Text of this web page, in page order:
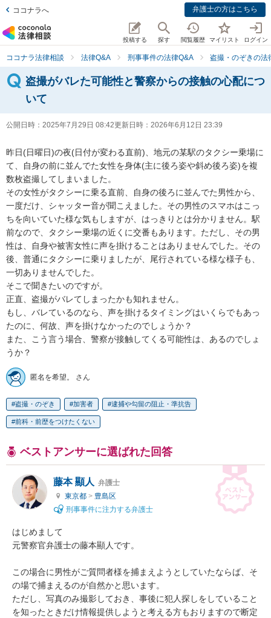
ココナラへ 弁護士の方はこちら
投稿する 探す 閲覧履歴 マイリスト ログイン
ココナラ法律相談 法律Q&A 刑事事件の法律Q&A 盗撮・のぞきの法
盗撮がバレた可能性と警察からの接触の心配につ
いて
公開日時： 2025年7月29日 08:42更新日時： 2026年6月12日 23:39
昨日(日曜日)の夜(日付が変わる直前)、地元の某駅のタクシー乗場に
て、自身の前に並んでた女性を身体(主に後ろ姿や斜め後ろ姿)を複
数枚盗撮してしまいました。
その女性がタクシーに乗る直前、自身の後ろに並んでた男性から、
一度だけ、シャッター音が聞こえました。その男性のスマホはこっ
ちを向いていた様な気もしますが、はっきりとは分かりません。駅
前なので、タクシー乗場の近くに交番もあります。ただし、その男
性は、自身や被害女性に声を掛けることはありませんでした。その
後、普通にタクシーに乗りましたが、尾行されている様な様子も、
一切ありませんでした。
そこで聞きたいのですが。
正直、盗撮がバレてしまったかも知れません。
もし、バレているのなら、声を掛けるタイミングはいくらでもあっ
たのに、何故、声を掛けなかったのでしょうか？
また、こう言う場合、警察が接触してくる可能性は、あるのでしょ
うか？
匿名を希望。 さん
盗撮・のぞき 加害者 逮捕や勾留の阻止・準抗告
前科・前歴をつけたくない
ベストアンサーに選ばれた回答
藤本 顯人 弁護士
東京都 > 豊島区
刑事事件に注力する弁護士
はじめまして
元警察官弁護士の藤本顯人です。
この場合に男性がご質問者様を捕まえようとしていたならば、そ
の場で捕まえるのが自然かと思います。
ただし、写真のみ撮影しておき、事後に犯人探しをしていること
を知ったときだけ情報提供しようと考える方もおりますので断定